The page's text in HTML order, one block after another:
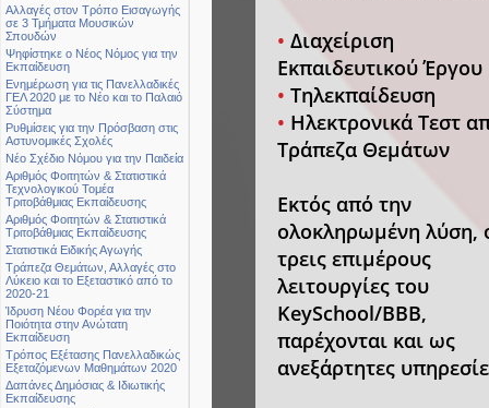
Αλλαγές στον Τρόπο Εισαγωγής
σε 3 Τμήματα Μουσικών
Σπουδών
Ψηφίστηκε ο Νέος Νόμος για την
Εκπαίδευση
Ενημέρωση για τις Πανελλαδικές
ΓΕΛ 2020 με το Νέο και το Παλαιό
Σύστημα
Ρυθμίσεις για την Πρόσβαση στις
Αστυνομικές Σχολές
Νέο Σχέδιο Νόμου για την Παιδεία
Αριθμός Φοιτητών & Στατιστικά
Τεχνολογικού Τομέα
Τριτοβάθμιας Εκπαίδευσης
Αριθμός Φοιτητών & Στατιστικά
Τριτοβάθμιας Εκπαίδευσης
Στατιστικά Ειδικής Αγωγής
Τράπεζα Θεμάτων, Αλλαγές στο
Λύκειο και το Εξεταστικό από το
2020-21
Ίδρυση Νέου Φορέα για την
Ποιότητα στην Ανώτατη
Εκπαίδευση
Τρόπος Εξέτασης Πανελλαδικώς
Εξεταζόμενων Μαθημάτων 2020
Δαπάνες Δημόσιας & Ιδιωτικής
Εκπαίδευσης
• Διαχείριση
Εκπαιδευτικού Έργου
• Τηλεκπαίδευση
• Ηλεκτρονικά Τεστ
Τράπεζα Θεμάτων
Εκτός από την
ολοκληρωμένη λύση,
τρεις επιμέρους
λειτουργίες του
KeySchool/BBB,
παρέχονται και ως
ανεξάρτητες